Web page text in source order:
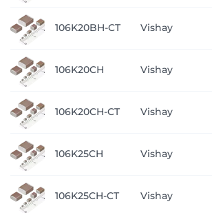
106K20BH-CT Vishay
106K20CH Vishay
106K20CH-CT Vishay
106K25CH Vishay
106K25CH-CT Vishay